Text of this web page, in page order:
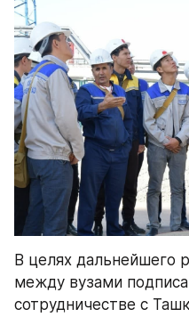
В целях дальнейшего
между вузами
сотрудничестве с